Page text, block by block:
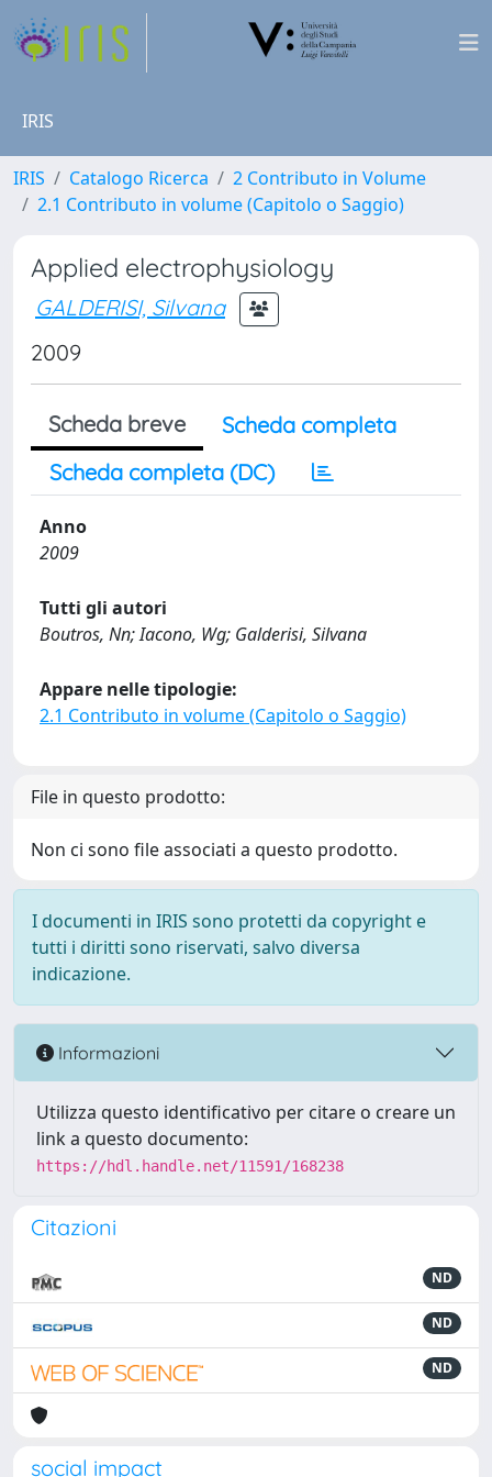
IRIS
IRIS Catalogo Ricerca
2 Contributo in Volume
2.1 Contributo in volume (Capitolo o Saggio)
Applied electrophysiology
GALDERISI, Silvana
2009
Scheda breve
Scheda completa
Scheda completa (DC)
Anno
2009
Tutti gli autori
Boutros, Nn; Iacono, Wg; Galderisi, Silvana
Appare nelle tipologie:
2.1 Contributo in volume (Capitolo o Saggio)
File in questo prodotto:
Non ci sono file associati a questo prodotto.
I documenti in IRIS sono protetti da copyright e
tutti i diritti sono riservati, salvo diversa
indicazione.
Informazioni
Utilizza questo identificativo per citare o creare un
link a questo documento:
https://hdl.handle.net/11591/168238
Citazioni
ND
ND
ND
social impact